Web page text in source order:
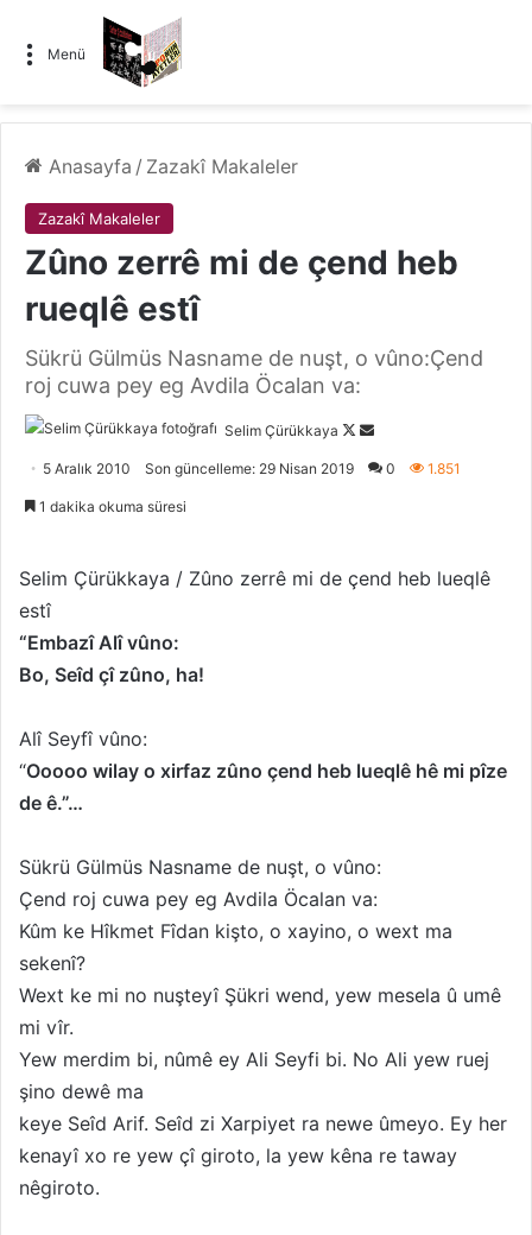
Menü
Anasayfa / Zazakî Makaleler
Zazakî Makaleler
Zûno zerrê mi de çend heb
rueqlê estî
Sükrü Gülmüs Nasname de nuşt, o vûno:Çend
roj cuwa pey eg Avdila Öcalan va:
Selim Çürükkaya
F
w
i
p
n
k
5 Aralık 2010 Son güncelleme: 29 Nisan 2019 0 1.851
1 dakika okuma süresi
Selim Çürükkaya / Zûno zerrê mi de çend heb lueqlê
estî
“Embazî Alî vûno:
Bo, Seîd çî zûno, ha!
Alî Seyfî vûno:
“Ooooo wilay o xirfaz zûno çend heb lueqlê hê mi pîze
de ê.”…
Sükrü Gülmüs Nasname de nuşt, o vûno:
Çend roj cuwa pey eg Avdila Öcalan va:
Kûm ke Hîkmet Fîdan kişto, o xayino, o wext ma
sekenî?
Wext ke mi no nuşteyî Şükri wend, yew mesela û umê
mi vîr.
Yew merdim bi, nûmê ey Ali Seyfi bi. No Ali yew ruej
şino dewê ma
keye Seîd Arif. Seîd zi Xarpiyet ra newe ûmeyo. Ey her
kenayî xo re yew çî giroto, la yew kêna re taway
nêgiroto.